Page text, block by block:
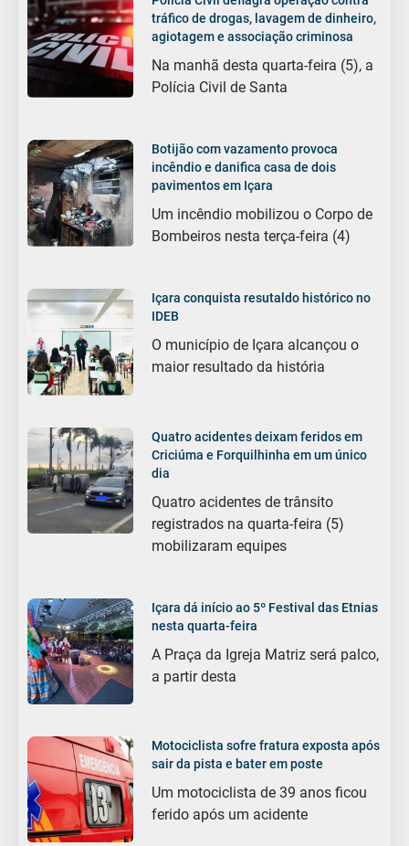
tráfico de drogas, lavagem de dinheiro,
agiotagem e associação criminosa
Na manhã desta quarta-feira (5), a
Polícia Civil de Santa
Botijão com vazamento provoca
incêndio e danifica casa de dois
pavimentos em Içara
Um incêndio mobilizou o Corpo de
Bombeiros nesta terça-feira (4)
Içara conquista resutaldo histórico no
IDEB
O município de Içara alcançou o
maior resultado da história
Quatro acidentes deixam feridos em
Criciúma e Forquilhinha em um único
dia
Quatro acidentes de trânsito
registrados na quarta-feira (5)
mobilizaram equipes
Içara dá início ao 5º Festival das Etnias
nesta quarta-feira
A Praça da Igreja Matriz será palco,
a partir desta
Motociclista sofre fratura exposta após
sair da pista e bater em poste
Um motociclista de 39 anos ficou
ferido após um acidente